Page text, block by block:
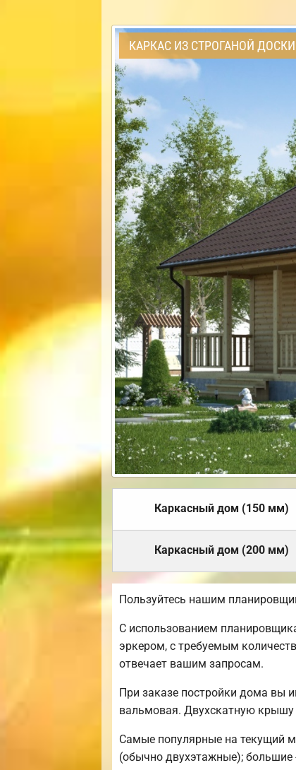
КАРКАС ИЗ СТРОГАНОЙ ДОСКИ
Каркасный дом (150 мм)
Каркасный дом (200 мм)
Пользуйтесь нашим
С использованием
эркером, с требуемым
отвечает вашим запросам.
При заказе постройки дома вы
вальмовая. Двухскатную крышу
Самые популярные на текущий
(обычно двухэтажные);